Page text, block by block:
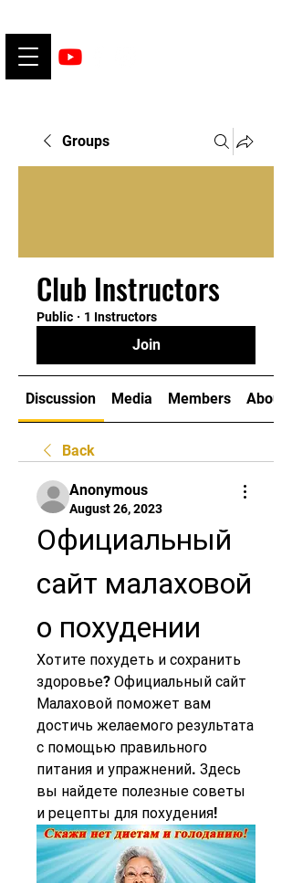
Groups
Club Instructors
Public · 1 Instructors
Join
Discussion Media Members About
Back
Anonymous
August 26, 2023
Официальный
сайт малаховой
о похудении
Хотите похудеть и сохранить
здоровье? Официальный сайт
Малаховой поможет вам
достичь желаемого результата
с помощью правильного
питания и упражнений. Здесь
вы найдете полезные советы
и рецепты для похудения!